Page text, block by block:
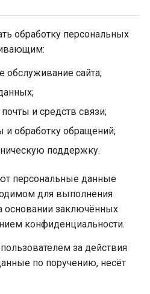
обработку персональных
обслуживание сайта;
и средств связи;
и обработку обращений;
поддержку.
персональные данные
для выполнения
основании заключённых
конфиденциальности.
за действия
по поручению, несёт